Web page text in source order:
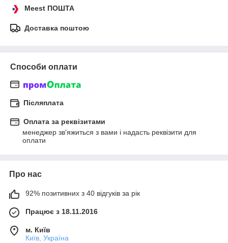
Meest ПОШТА
Доставка поштою
Способи оплати
Післяплата
Оплата за реквізитами
менеджер зв'яжиться з вами і надасть реквізити для
оплати
Про нас
92% позитивних з 40 відгуків за рік
Працює з 18.11.2016
м. Київ
Київ, Україна